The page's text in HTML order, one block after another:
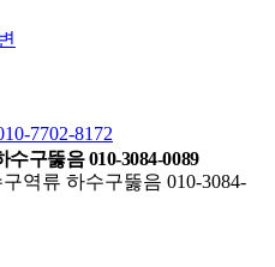
7702-8172
구뚫음 010-3084-0089
역류 하수구뚫음 010-3084-